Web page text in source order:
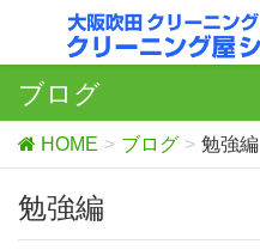
ブログ
HOME ブログ 勉強編
勉強編